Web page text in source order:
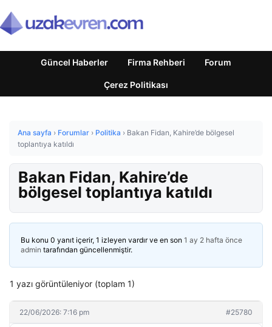
Güncel Haberler Firma Rehberi Forum
Çerez Politikası
Ana sayfa › Forumlar › Politika › Bakan Fidan, Kahire’de bölgesel
toplantıya katıldı
Bakan Fidan, Kahire’de
bölgesel toplantıya katıldı
Bu konu 0 yanıt içerir, 1 izleyen vardır ve en son 1 ay 2 hafta önce
admin tarafından güncellenmiştir.
1 yazı görüntüleniyor (toplam 1)
22/06/2026: 7:16 pm #25780